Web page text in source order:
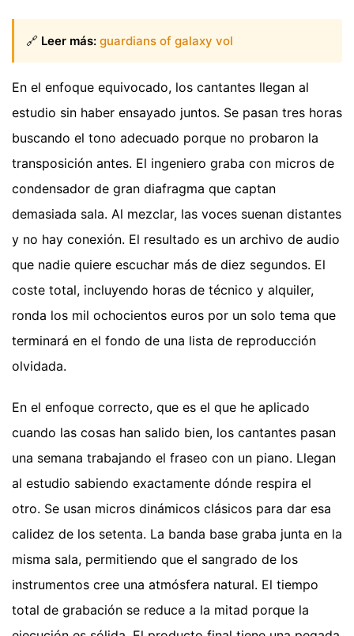
🔗 Leer más: guardians of galaxy vol
En el enfoque equivocado, los cantantes llegan al
estudio sin haber ensayado juntos. Se pasan tres horas
buscando el tono adecuado porque no probaron la
transposición antes. El ingeniero graba con micros de
condensador de gran diafragma que captan
demasiada sala. Al mezclar, las voces suenan distantes
y no hay conexión. El resultado es un archivo de audio
que nadie quiere escuchar más de diez segundos. El
coste total, incluyendo horas de técnico y alquiler,
ronda los mil ochocientos euros por un solo tema que
terminará en el fondo de una lista de reproducción
olvidada.
En el enfoque correcto, que es el que he aplicado
cuando las cosas han salido bien, los cantantes pasan
una semana trabajando el fraseo con un piano. Llegan
al estudio sabiendo exactamente dónde respira el
otro. Se usan micros dinámicos clásicos para dar esa
calidez de los setenta. La banda base graba junta en la
misma sala, permitiendo que el sangrado de los
instrumentos cree una atmósfera natural. El tiempo
total de grabación se reduce a la mitad porque la